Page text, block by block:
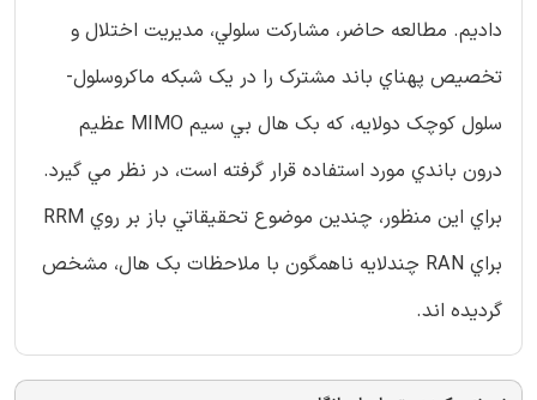
داديم. مطالعه حاضر، مشارکت سلولي، مديريت اختلال و
تخصيص پهناي باند مشترک را در يک شبکه ماکروسلول-
سلول کوچک دولايه، که بک هال بي سيم MIMO عظيم
درون باندي مورد استفاده قرار گرفته است، در نظر مي گيرد.
براي اين منظور، چندين موضوع تحقيقاتي باز بر روي RRM
براي RAN چندلايه ناهمگون با ملاحظات بک هال، مشخص
گرديده اند.